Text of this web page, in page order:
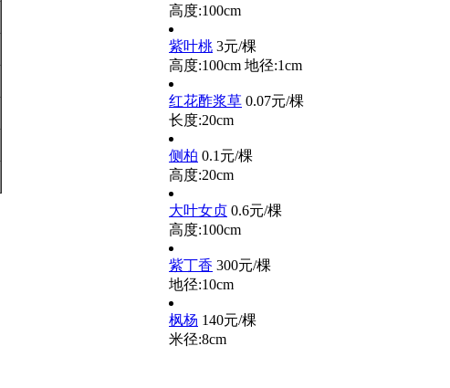
高度:100cm
紫叶桃 3元/棵
高度:100cm 地径:1cm
红花酢浆草 0.07元/棵
长度:20cm
侧柏 0.1元/棵
高度:20cm
大叶女贞 0.6元/棵
高度:100cm
紫丁香 300元/棵
地径:10cm
枫杨 140元/棵
米径:8cm